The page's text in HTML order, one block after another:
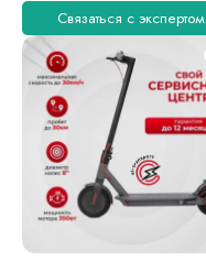
Связаться с экспертом